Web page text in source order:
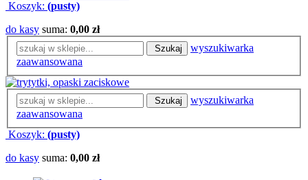
Koszyk: (pusty)
do kasy suma: 0,00 zł
Szukaj
wyszukiwarka
zaawansowana
Szukaj
wyszukiwarka
zaawansowana
Koszyk: (pusty)
do kasy suma: 0,00 zł